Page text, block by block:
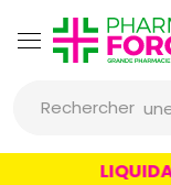
Rechercher
un
un